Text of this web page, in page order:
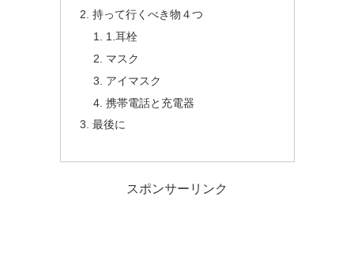
持って行くべき物４つ
1.耳栓
マスク
アイマスク
携帯電話と充電器
最後に
スポンサーリンク